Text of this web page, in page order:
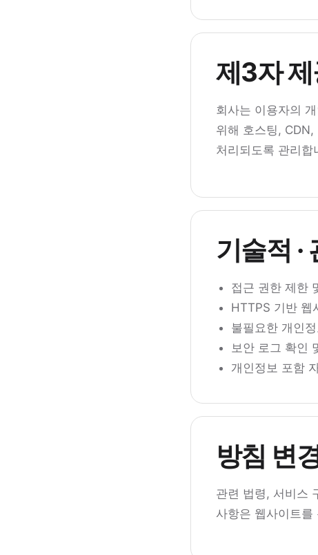
제3자
회사는 이용자의
위해 호스팅,
처리되도록 관리합
기술적 ·
접근 권한 제한
HTTPS 기반 웹
불필요한 개인
보안 로그 확인
개인정보 포함
방침 변
관련 법령, 서비스
사항은 웹사이트를